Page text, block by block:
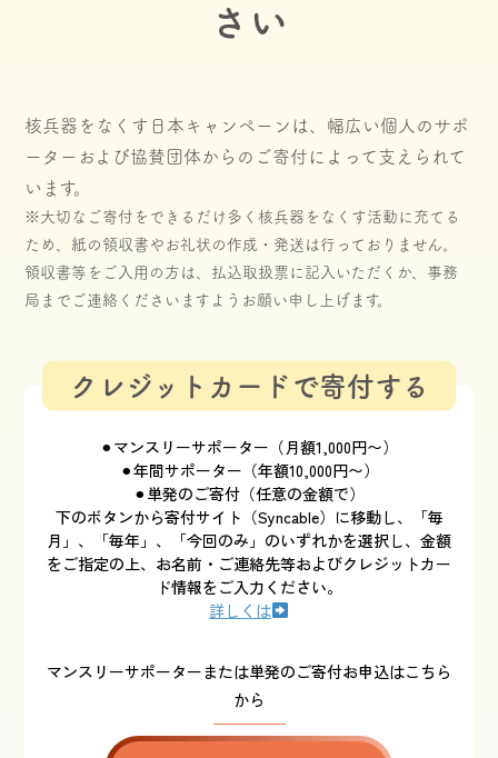
さい
核兵器をなくす日本キャンペーンは、幅広い個人のサポ
ーターおよび協賛団体からのご寄付によって支えられて
います。
※大切なご寄付をできるだけ多く核兵器をなくす活動に充てる
ため、紙の領収書やお礼状の作成・発送は行っておりません。
領収書等をご入用の方は、払込取扱票に記入いただくか、事務
局までご連絡くださいますようお願い申し上げます。
クレジットカードで寄付する
⚫︎マンスリーサポーター（月額1,000円〜）
⚫︎年間サポーター（年額10,000円〜）
⚫︎単発のご寄付（任意の金額で）
下のボタンから寄付サイト（Syncable）に移動し、「毎
月」、「毎年」、「今回のみ」のいずれかを選択し、金額
をご指定の上、お名前・ご連絡先等およびクレジットカー
ド情報をご入力ください。
詳しくは
マンスリーサポーターまたは単発のご寄付お申込はこちら
から